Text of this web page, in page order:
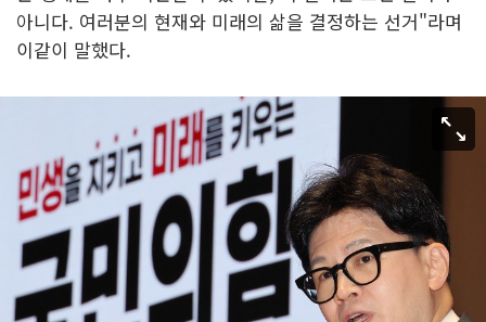
아니다. 여러분의 현재와 미래의 삶을 결정하는 선거"라며
이같이 말했다.